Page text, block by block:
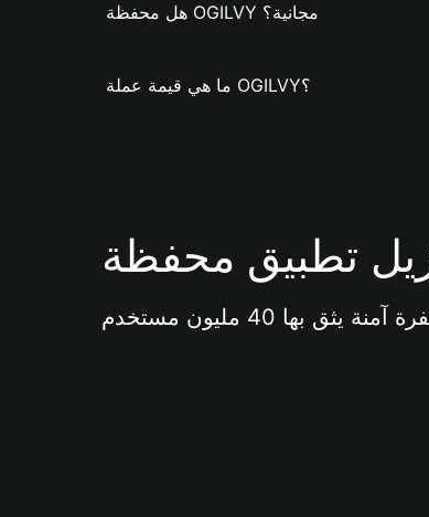
هل محفظة OGILVY مجانية؟
ما هي قيمة عملة OGILVY؟
40 مليون مستخدم